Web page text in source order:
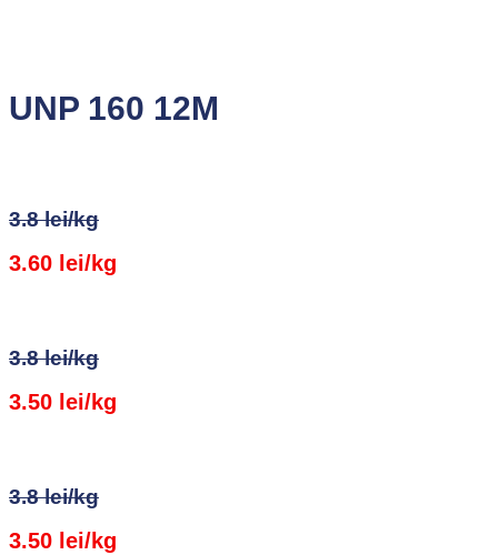
UNP 160 12M
3.8 lei/kg
3.60 lei/kg
3.8 lei/kg
3.50 lei/kg
3.8 lei/kg
3.50 lei/kg